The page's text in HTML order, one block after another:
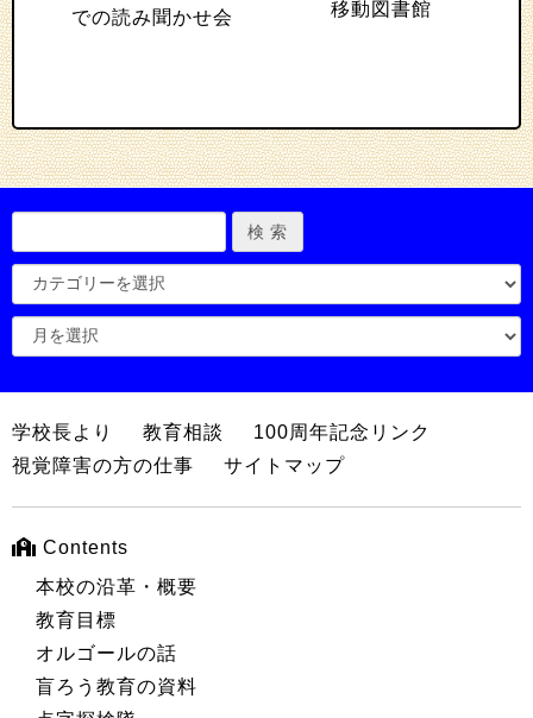
での読み聞かせ会
移動図書館
学校長より 教育相談
100周年記念リンク
視覚障害の方の仕事
サイトマップ
Contents
本校の沿革・概要
教育目標
オルゴールの話
盲ろう教育の資料